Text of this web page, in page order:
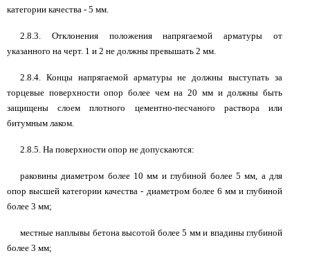
категории качества - 5 мм.
2.8.3. Отклонения положения напрягаемой арматуры от
указанного на черт. 1 и 2 не должны превышать 2 мм.
2.8.4. Концы напрягаемой арматуры не должны выступать за
торцевые поверхности опор более чем на 20 мм и должны быть
защищены слоем плотного цементно-песчаного раствора или
битумным лаком.
2.8.5. На поверхности опор не допускаются:
раковины диаметром более 10 мм и глубиной более 5 мм, а для
опор высшей категории качества - диаметром более 6 мм и глубиной
более 3 мм;
местные наплывы бетона высотой более 5 мм и впадины глубиной
более 3 мм;